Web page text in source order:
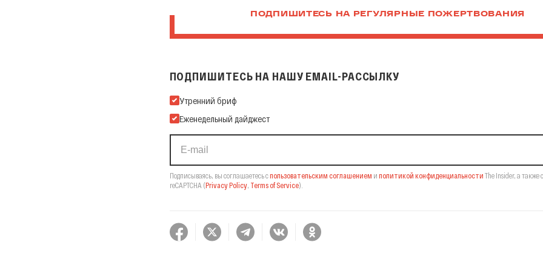
ПОДПИШИТЕСЬ НА РЕГУЛЯРНЫЕ ПОЖЕРТВОВАНИЯ
ПОДПИШИТЕСЬ НА НАШУ EMAIL-РАССЫЛКУ
Подпишитесь на нашу Email-рассылку
Утренний бриф
Еженедельный дайджест
Подписываясь, вы соглашаетесь спользовательским соглашением и политикой конфиденциальности The Insider, а также
reCAPTCHA (Privacy Policy, Terms of Service).